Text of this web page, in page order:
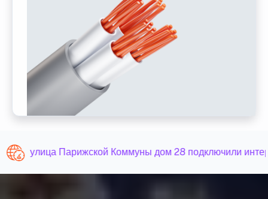
улица Парижской Коммуны дом 28 подключили